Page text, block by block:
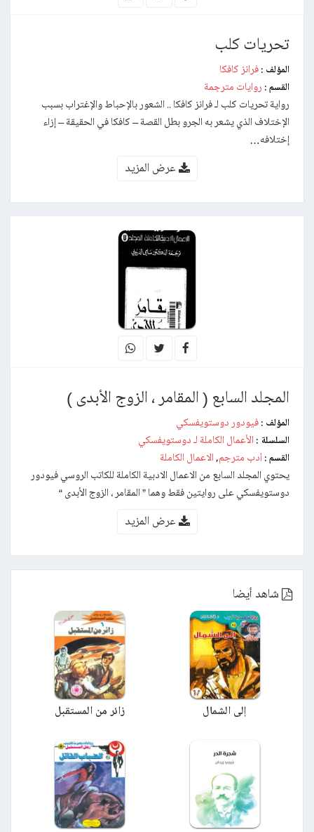
تحريات كلب
المؤلف : فرانز كافكا
القسم : روايات مترجمة
رواية تحريات كلب لـ فرانز كافكا .. الشعور بالإحباط والإغتراب بسبب
الإختلاف الذي يشعر به الجرو بطل القصة – كافكا في الحقيقة – إزاء
إختلافه…
عرض المزيد
المجلد السابع ( المقامر ، الزوج الأبدى )
المؤلف : فيودور دوستويفسكي
السلسلة : الأعمال الكاملة لـ دوستويفسكي
القسم : أدب مترجم, الاعمال الكاملة
يحتوي المجلد السابع من الاعمال الادبية الكاملة للكاتب الروسي فيودور
دوستويفسكي على روايتين فقط وهما ” المقامر ، الزوج الأبدى “
عرض المزيد
شاهد أيضا
إلى الشمال زائر من المستقبل